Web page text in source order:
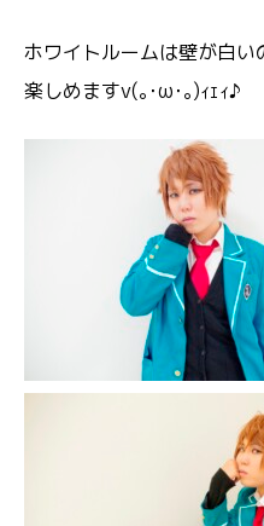
ホワイトルームは壁が白
楽しめますv(｡･ω･｡)ｨｪｨ♪